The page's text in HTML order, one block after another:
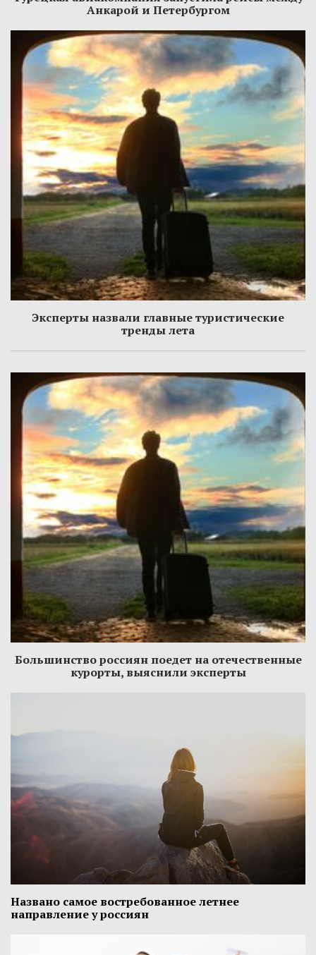
Анкарой и Петербургом
Эксперты назвали главные туристические
тренды лета
Большинство россиян поедет на отечественные
курорты, выяснили эксперты
Названо самое востребованное летнее
направление у россиян